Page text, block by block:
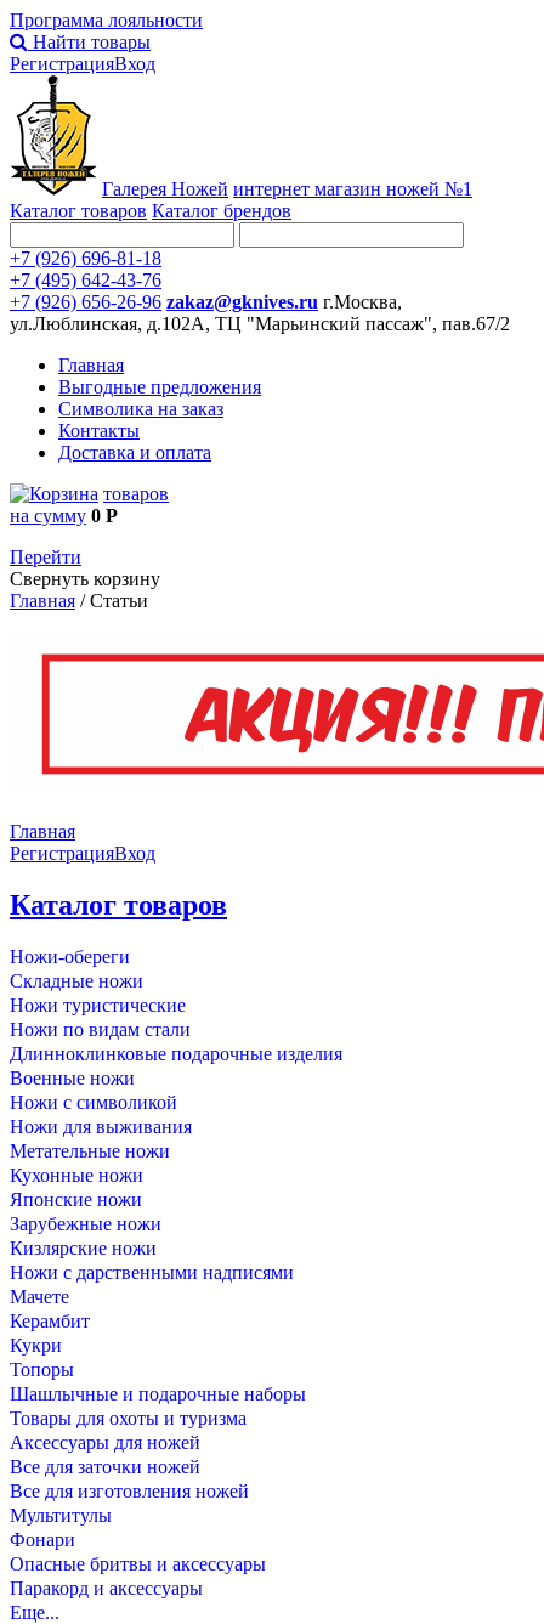
Программа лояльности
Найти товары
РегистрацияВход
Галерея Ножей интернет магазин ножей №1
Каталог товаров Каталог брендов
+7 (926) 696-81-18
+7 (495) 642-43-76
+7 (926) 656-26-96 zakaz@gknives.ru г.Москва,
ул.Люблинская, д.102А, ТЦ "Марьинский пассаж", пав.67/2
Главная
Выгодные предложения
Символика на заказ
Контакты
Доставка и оплата
товаров
на сумму 0 Р
Перейти
Свернуть корзину
Главная /Статьи
Главная
РегистрацияВход
Каталог товаров
Ножи-обереги
Складные ножи
Ножи туристические
Ножи по видам стали
Длинноклинковые подарочные изделия
Военные ножи
Ножи с символикой
Ножи для выживания
Метательные ножи
Кухонные ножи
Японские ножи
Зарубежные ножи
Кизлярские ножи
Ножи с дарственными надписями
Мачете
Керамбит
Кукри
Топоры
Шашлычные и подарочные наборы
Товары для охоты и туризма
Аксессуары для ножей
Все для заточки ножей
Все для изготовления ножей
Мультитулы
Фонари
Опасные бритвы и аксессуары
Паракорд и аксессуары
Еще...